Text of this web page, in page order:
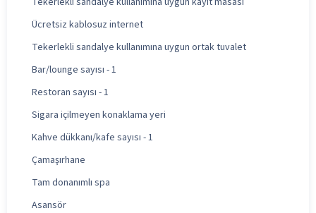
Ücretsiz kablosuz internet
Tekerlekli sandalye kullanımına uygun ortak tuvalet
Bar/lounge sayısı - 1
Restoran sayısı - 1
Sigara içilmeyen konaklama yeri
Kahve dükkanı/kafe sayısı - 1
Çamaşırhane
Tam donanımlı spa
Asansör